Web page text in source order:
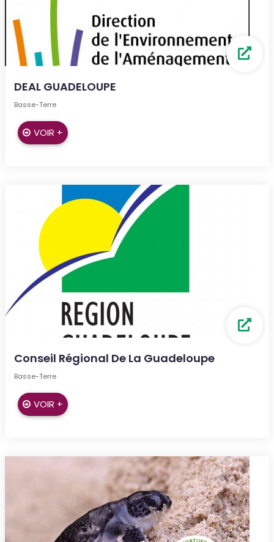
DEAL GUADELOUPE
Basse-Terre
VOIR +
Conseil Régional De La Guadeloupe
Basse-Terre
VOIR +